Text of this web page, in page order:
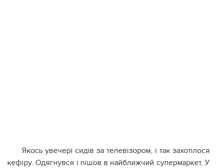
Якось увечері сидів за телевізором, і так захотілося
кефіру. Одягнувся і пішов в найближчий супермаркет. У